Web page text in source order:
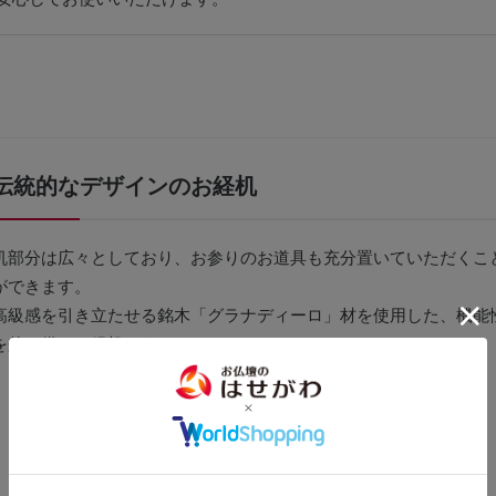
統的なデザインのお経机
部分は広々としており、お参りのお道具も充分置いていただくこ
できます。
級感を引き立たせる銘木「グラナディーロ」材を使用した、機能
兼ね備えた経机です。